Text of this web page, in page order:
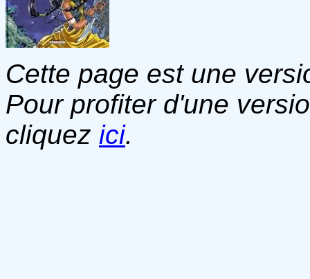
Cette page est une
Pour profiter d'une
cliquez ici.